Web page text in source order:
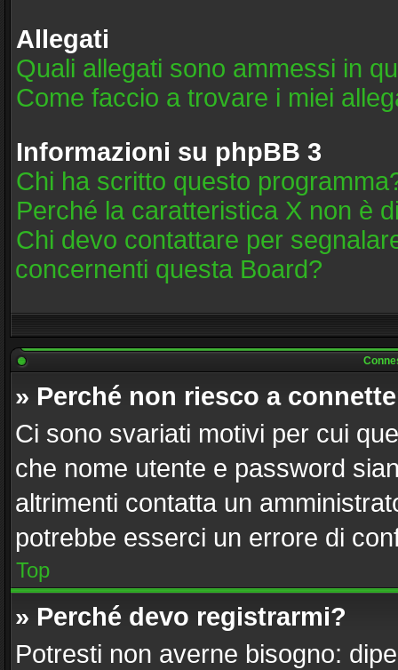
Allegati
Quali allegati sono ammessi in
Come faccio a trovare i miei
Informazioni su phpBB 3
Chi ha scritto questo
Perché la caratteristica X non è
Chi devo contattare per
concernenti questa Board?
» Perché non riesco a
Ci sono svariati motivi per cui
che nome utente e password
altrimenti contatta un
potrebbe esserci un errore di
Top
» Perché devo registrarmi?
Potresti non averne bisogno: